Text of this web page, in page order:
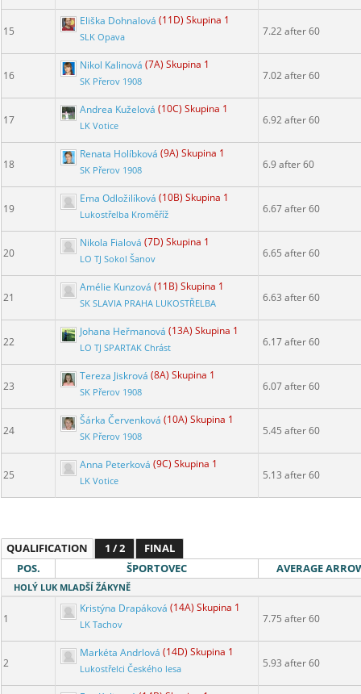
15
Eliška Dohnalová (11D) Skupina 1
SLK Opava 7.22 after 60
16
Nikol Kalinová (7A) Skupina 1
SK Přerov 1908 7.02 after 60
17
Andrea Kuželová (10C) Skupina 1
LK Votice 6.92 after 60
18
Renata Holíbková (9A) Skupina 1
SK Přerov 1908 6.9 after 60
19
Ema Odložilíková (10B) Skupina 1
Lukostřelba Kroměříž 6.67 after 60
20
Nikola Fialová (7D) Skupina 1
LO TJ Sokol Šanov 6.65 after 60
21
Amélie Kunzová (11B) Skupina 1
SK SLAVIA PRAHA LUKOSTŘELBA 6.63 after 60
22
Johana Heřmanová (13A) Skupina 1
LO TJ SPARTAK Chrást 6.17 after 60
23
Tereza Jiskrová (8A) Skupina 1
SK Přerov 1908 6.07 after 60
24
Šárka Červenková (10A) Skupina 1
SK Přerov 1908 5.45 after 60
25
Anna Peterková (9C) Skupina 1
LK Votice 5.13 after 60
QUALIFICATION 1 / 2
FINAL
POS.
ŠPORTOVEC AVERAGE
HOLÝ LUK MLADŠÍ ŽÁKYNĚ
1
Kristýna Drapáková (14A) Skupina 1
LK Tachov 7.75 after 60
2
Markéta Andrlová (14D) Skupina 1
Lukostřelci Českého lesa 5.93 after 60